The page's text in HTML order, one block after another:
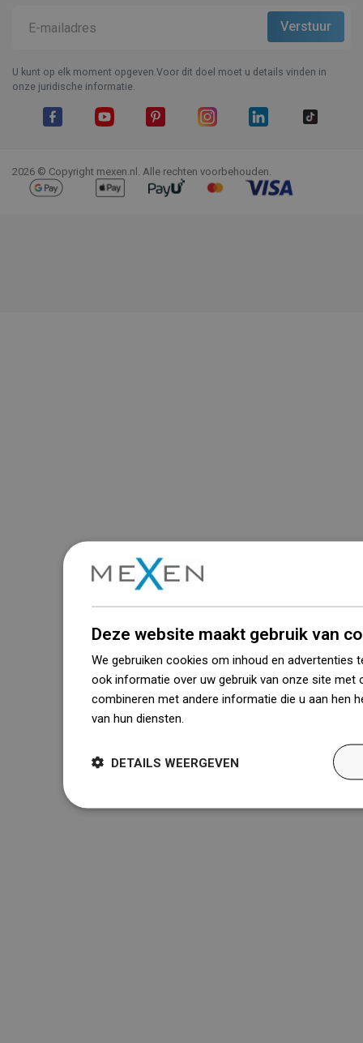
U kunt op elk moment opgeven.Voor dit doel moet u details vinden in
onze juridische informatie.
2026 © Copyright mexen.nl. Alle rechten voorbehouden.
Deze website maakt gebruik van
We gebruiken cookies om inhoud en advertenties
ook informatie over uw gebruik van onze site met
combineren met andere informatie die u aan hen
van hun diensten.
DETAILS WEERGEVEN